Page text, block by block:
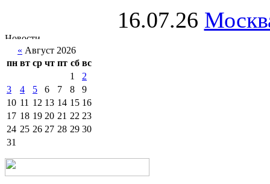
16.07.26
« Август 2026
пн вт ср чт пт сб вс
1
2
3
4 5 6 7 8
9
10 11 12 13 14 15 16
17 18 19 20 21 22 23
24 25 26 27 28 29 30
31